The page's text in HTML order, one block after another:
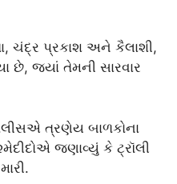
ચંદ્ર પ્રકાશ અને કૈલાશી,
છે, જ્યાં તેમની સારવાર
ત્રણેય બાળકોના
જણાવ્યું કે ટ્રૉલી